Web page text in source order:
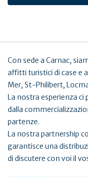
Con sede a Carnac,
affitti turistici di case e
Mer, St-Philibert,
La nostra esperienza
dalla
partenze.
La nostra partnership
garantisce una
di discutere con voi il